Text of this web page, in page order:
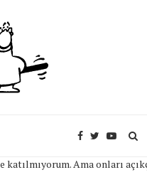
Ama onları açıkça